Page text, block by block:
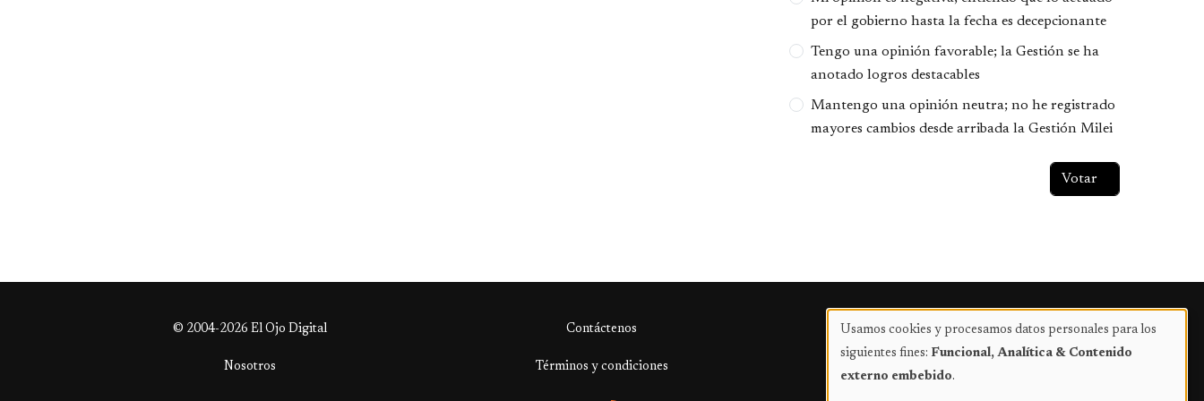
por el gobierno hasta la fecha es decepcionante
Tengo una opinión favorable; la Gestión se ha
anotado logros destacables
Mantengo una opinión neutra; no he registrado
mayores cambios desde arribada la Gestión Milei
© 2004-2026 El Ojo Digital Contáctenos Publicidad
Nosotros Términos y condiciones
Uso
de
Usamos cookies y procesamos datos personales para los
siguientes fines: Funcional, Analítica & Contenido
externo embebido.